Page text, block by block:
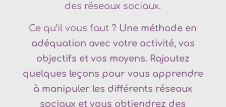
des réseaux sociaux.
Ce qu’il vous faut ? Une méthode en
adéquation avec votre activité, vos
objectifs et vos moyens. Rajoutez
quelques leçons pour vous apprendre
à manipuler les différents réseaux
sociaux et vous obtiendrez des